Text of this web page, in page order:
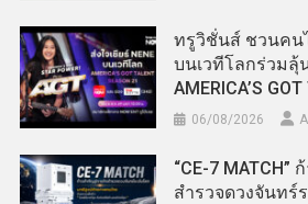
ทรูวิชั่นส์ ชวนคนไ
บนเวทีโลกร่วม
AMERICA’S
06/08/2026
“CE-7
สำรวจดวงจันทร์